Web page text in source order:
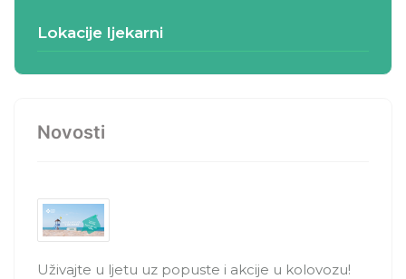
Lokacije ljekarni
Novosti
Uživajte u ljetu uz popuste i akcije u kolovozu!